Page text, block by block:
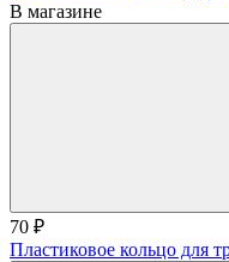
В магазине
70 ₽
Пластиковое кольцо для